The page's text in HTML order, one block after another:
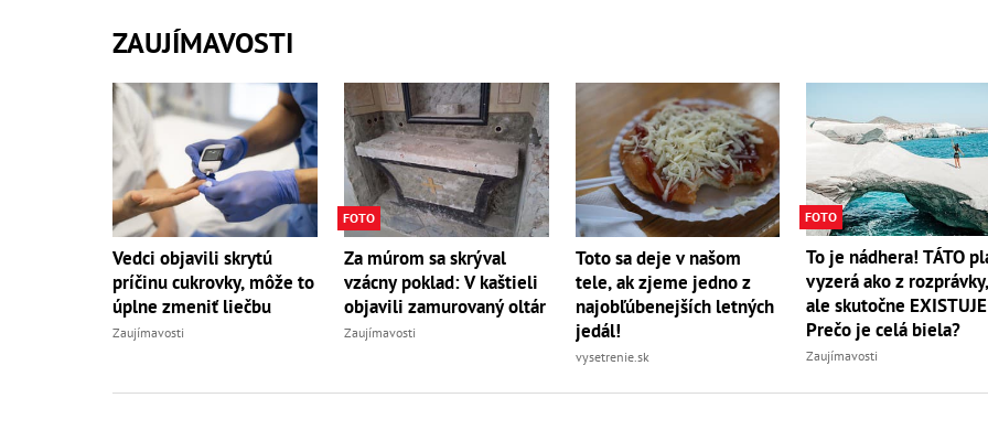
ZAUJÍMAVOSTI
Vedci objavili skrytú
príčinu cukrovky, môže to
úplne zmeniť liečbu
Zaujímavosti
FOTO
Za múrom sa skrýval
vzácny poklad: V kaštieli
objavili zamurovaný oltár
Zaujímavosti
Toto sa deje v našom
tele, ak zjeme jedno z
najobľúbenejších letných
jedál!
vysetrenie.sk
FOTO
To je nádhera! TÁTO
vyzerá ako z
ale skutočne
Prečo je celá biela?
Zaujímavosti